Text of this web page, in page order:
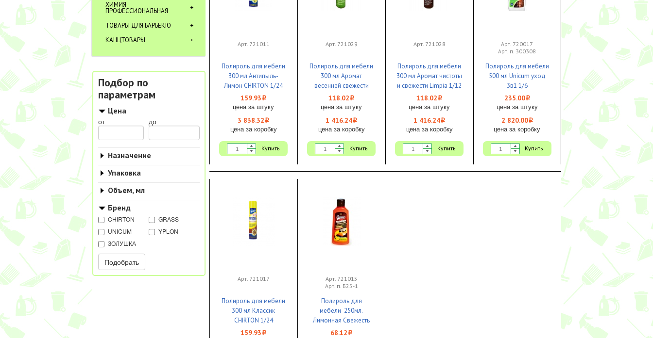
ХИМИЯ
ПРОФЕССИОНАЛЬНАЯ
ТОВАРЫ ДЛЯ БАРБЕКЮ
КАНЦТОВАРЫ
Подбор по
параметрам
Цена
от до
Назначение
Упаковка
Объем, мл
Бренд
CHIRTON
GRASS
UNICUM
YPLON
ЗОЛУШКА
Подобрать
Арт. 721011
Полироль для мебели
300 мл Антипыль-
Лимон CHIRTON 1/24
159.93 i
цена за штуку
3 838.32 i
цена за коробку
Купить
Арт. 721029
Полироль для мебели
300 мл Аромат
весенней свежести
Limpia 1/12
118.02 i
цена за штуку
1 416.24i
цена за коробку
Купить
Арт. 721028
Полироль для мебели
300 мл Аромат чистоты
и свежести Limpia 1/12
118.02 i
цена за штуку
1 416.24i
цена за коробку
Купить
Арт. 720017
Арт. п. 300308
Полироль для мебели
500 мл Unicum уход
3в1 1/6
235.00i
цена за штуку
2 820.00i
цена за коробку
Купить
Арт. 721017
Полироль для мебели
300 мл Классик
CHIRTON 1/24
159.93 i
Арт. 721015
Арт. п. Б25-1
Полироль для
мебели 250мл.
Лимонная Свежесть
Золушка 1/24
68.12 i